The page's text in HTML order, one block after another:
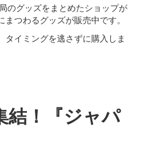
のグッズをまとめたショップが
つわるグッズが販売中です。
イミングを逃さずに購入しま
結！『ジャパ